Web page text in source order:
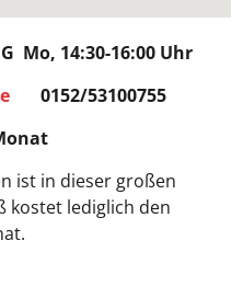
Mo, 14:30-16:00 Uhr
0152/53100755
ist in dieser großen
kostet lediglich den